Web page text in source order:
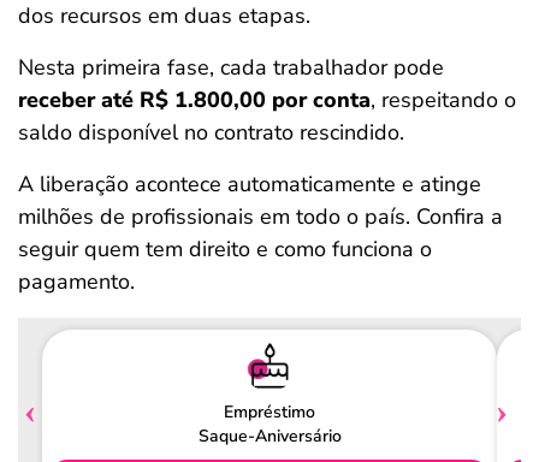
dos recursos em duas etapas.
Nesta primeira fase, cada trabalhador pode
receber até R$ 1.800,00 por conta, respeitando o
saldo disponível no contrato rescindido.
A liberação acontece automaticamente e atinge
milhões de profissionais em todo o país. Confira a
seguir quem tem direito e como funciona o
pagamento.
Empréstimo
Saque-Aniversário